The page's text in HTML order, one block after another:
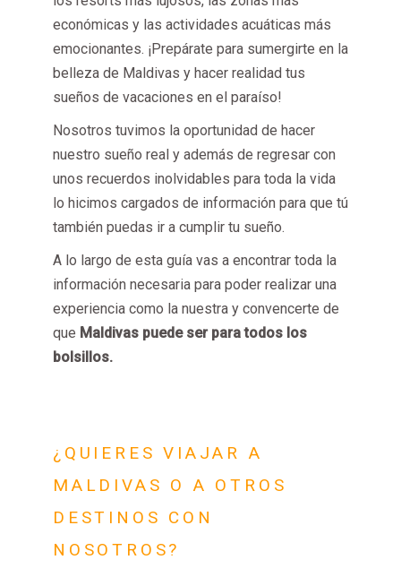
económicas y las actividades acuáticas más
emocionantes. ¡Prepárate para sumergirte en la
belleza de Maldivas y hacer realidad tus
sueños de vacaciones en el paraíso!
Nosotros tuvimos la oportunidad de hacer
nuestro sueño real y además de regresar con
unos recuerdos inolvidables para toda la vida
lo hicimos cargados de información para que tú
también puedas ir a cumplir tu sueño.
A lo largo de esta guía vas a encontrar toda la
información necesaria para poder realizar una
experiencia como la nuestra y convencerte de
que Maldivas puede ser para todos los
bolsillos.
¿QUIERES VIAJAR A
MALDIVAS O A OTROS
DESTINOS CON
NOSOTROS?